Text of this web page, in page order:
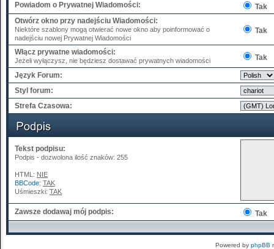
Powiadom o Prywatnej Wiadomości:
Tak
Otwórz okno przy nadejściu Wiadomości:
Niektóre szablony mogą otwierać nowe okno aby poinformować o
nadejściu nowej Prywatnej Wiadomości
Tak
Włącz prywatne wiadomości:
Jeżeli wyłączysz, nie będziesz dostawać prywatnych wiadomości Tak
Język Forum:
Styl forum:
Strefa Czasowa:
Tekst podpisu:
Podpis - dozwolona ilość znaków: 255
HTML: NIE
BBCode: TAK
Uśmieszki: TAK
Zawsze dodawaj mój podpis: Tak
Powered by phpBB